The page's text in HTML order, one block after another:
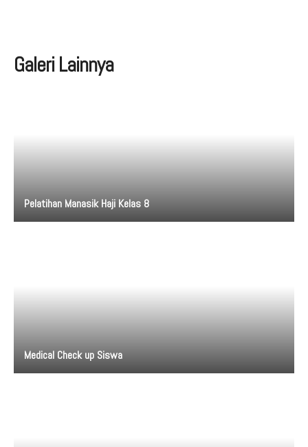
Galeri Lainnya
Pelatihan Manasik Haji Kelas 8
Medical Check up Siswa